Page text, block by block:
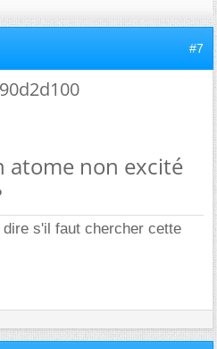
#7
atome non excité
s'il faut chercher cette